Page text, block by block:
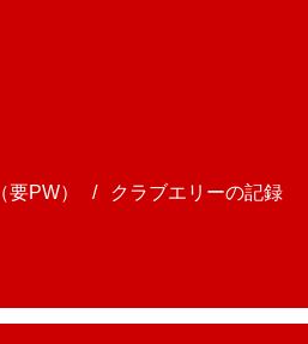
PW）
クラブエリーの記録